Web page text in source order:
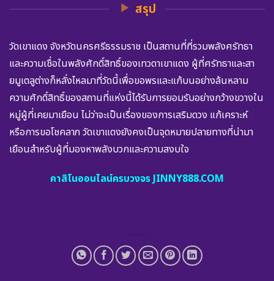
สรุป
วัดเขาแดง จังหวัดนครศรีธรรมราช เป็นสถานที่ที่รวมพลังศรัทธา
และความเชื่อในพลังศักดิ์สิทธิ์ของเทวดาเขาแดง ผู้ที่ศรัทธาและสา
ยมูเตลูต่างก็หลั่งไหลมาที่วัดนี้เพื่อขอพรและแก้บนอย่างล้นหลาม
ความศักดิ์สิทธิ์ของสถานที่แห่งนี้ได้รับการยอมรับอย่างกว้างขวางใน
หมู่ผู้ที่เคยมาเยือน ไม่ว่าจะเป็นเรื่องของการเสริมดวง แก้เคราะห์
หรือการขอโชคลาภ วัดเขาแดงยังคงเป็นจุดหมายปลายทางที่น่ามา
เยือนสำหรับผู้ที่มองหาพลังบวกและความสงบใจ
คาสิโนออนไลน์ครบวงจร JINNY888.COM